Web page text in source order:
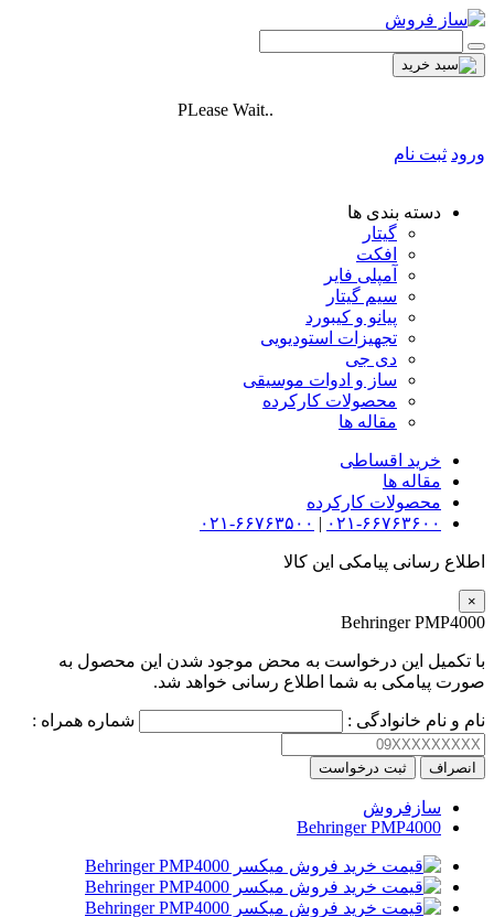
PLease Wait..
ورود ثبت نام
دسته بندی ها
گیتار
افکت
آمپلی فایر
سیم گیتار
پیانو و کیبورد
تجهیزات استودیویی
دی جی
ساز و ادوات موسیقی
محصولات کارکرده
مقاله ها
خرید اقساطی
مقاله ها
محصولات کارکرده
۰۲۱-۶۶۷۶۳۶۰۰ | ۰۲۱-۶۶۷۶۳۵۰۰
اطلاع رسانی پیامکی این کالا
×
Behringer PMP4000
با تکمیل این درخواست به محض موجود شدن این محصول به
صورت پیامکی به شما اطلاع رسانی خواهد شد.
نام و نام خانوادگی : شماره همراه :
انصراف ثبت درخواست
سازفروش
Behringer PMP4000